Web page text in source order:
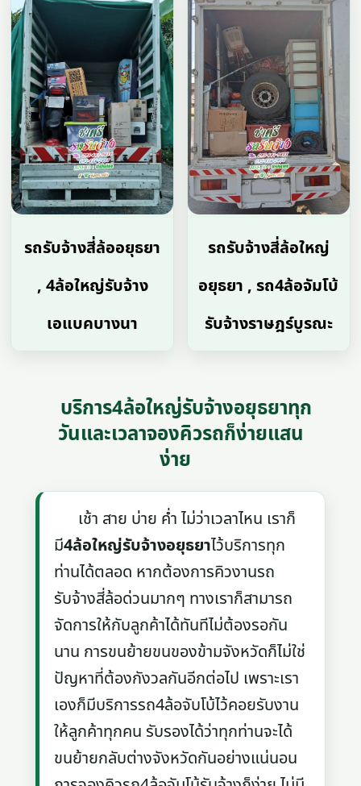
รถรับจ้างสี่ล้ออยุธยา
, 4ล้อใหญ่รับจ้าง
เอแบคบางนา
รถรับจ้างสี่ล้อใหญ่
อยุธยา , รถ4ล้อจัมโบ้
รับจ้างราษฎร์บูรณะ
บริการ4ล้อใหญ่รับจ้างอยุธยาทุก
วันและเวลาจองคิวรถก็ง่ายแสน
ง่าย
เช้า สาย บ่าย ค่ำ ไม่ว่าเวลาไหน เราก็
มี4ล้อใหญ่รับจ้างอยุธยาไว้บริการทุก
ท่านได้ตลอด หากต้องการคิวงานรถ
รับจ้างสี่ล้อด่วนมากๆ ทางเราก็สามารถ
จัดการให้กับลูกค้าได้ทันทีไม่ต้องรอกัน
นาน การขนย้ายขนของข้ามจังหวัดก็ไม่ใช่
ปัญหาที่ต้องกังวลกันอีกต่อไป เพราะเรา
เองก็มีบริการรถ4ล้อจับโบ้ไว้คอยรับงาน
ให้ลูกค้าทุกคน รับรองได้ว่าทุกท่านจะได้
ขนย้ายกลับต่างจังหวัดกันอย่างแน่นอน